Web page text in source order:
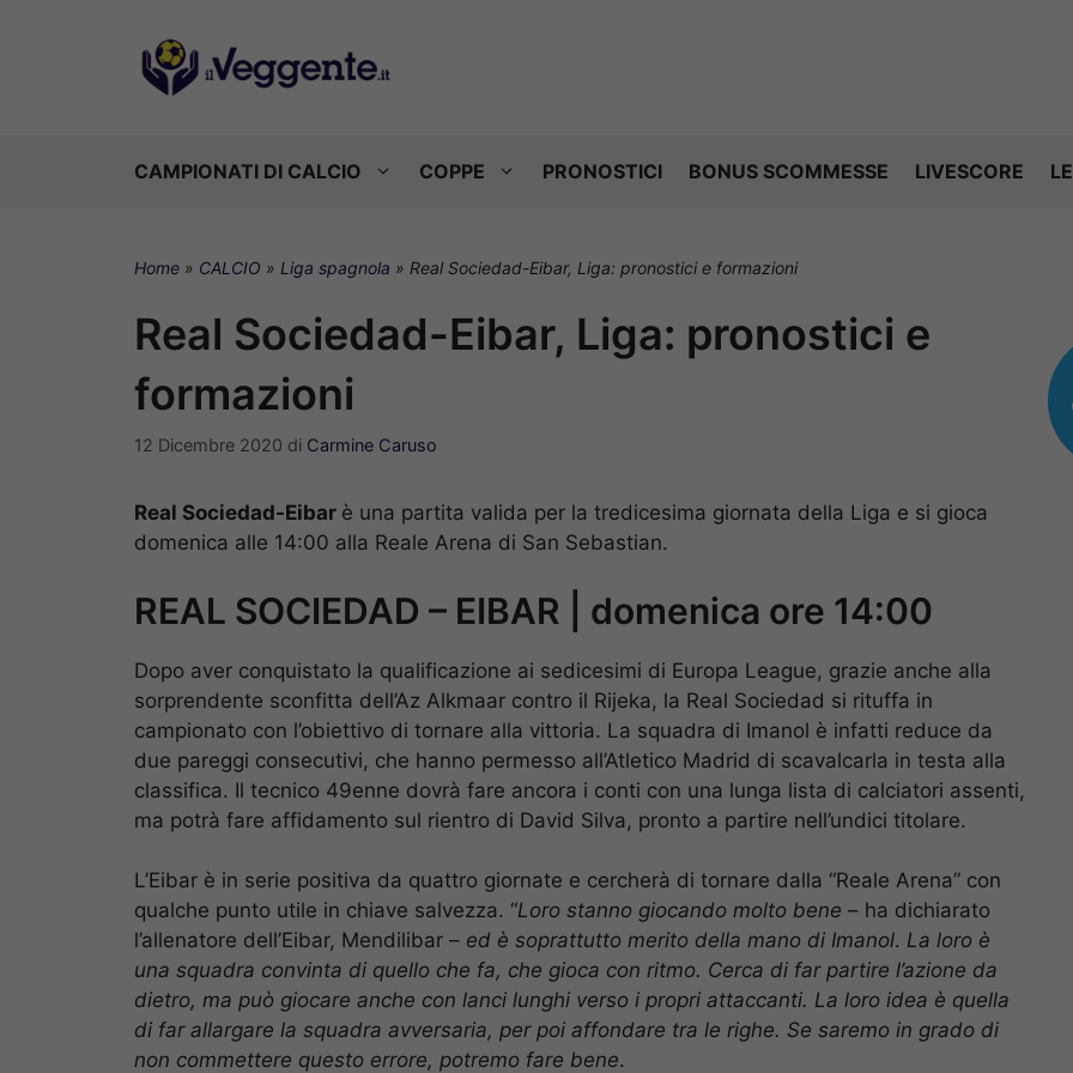
CAMPIONATI DI CALCIO COPPE PRONOSTICI BONUS SCOMMESSE LIVESCORE
Home » CALCIO » Liga spagnola » Real Sociedad-Eibar, Liga: pronostici e formazioni
Real Sociedad-Eibar, Liga: pronostici e
formazioni
12 Dicembre 2020 di Carmine Caruso
Real Sociedad-Eibar è una partita valida per la tredicesima giornata della Liga e si gioca
domenica alle 14:00 alla Reale Arena di San Sebastian.
REAL SOCIEDAD – EIBAR | domenica ore 14:00
Dopo aver conquistato la qualificazione ai sedicesimi di Europa League, grazie anche alla
sorprendente sconfitta dell’Az Alkmaar contro il Rijeka, la Real Sociedad si rituffa in
campionato con l’obiettivo di tornare alla vittoria. La squadra di Imanol è infatti reduce da
due pareggi consecutivi, che hanno permesso all’Atletico Madrid di scavalcarla in testa alla
classifica. Il tecnico 49enne dovrà fare ancora i conti con una lunga lista di calciatori assenti,
ma potrà fare affidamento sul rientro di David Silva, pronto a partire nell’undici titolare.
L’Eibar è in serie positiva da quattro giornate e cercherà di tornare dalla “Reale Arena” con
qualche punto utile in chiave salvezza. “Loro stanno giocando molto bene – ha dichiarato
l’allenatore dell’Eibar, Mendilibar – ed è soprattutto merito della mano di Imanol. La loro è
una squadra convinta di quello che fa, che gioca con ritmo. Cerca di far partire l’azione da
dietro, ma può giocare anche con lanci lunghi verso i propri attaccanti. La loro idea è quella
di far allargare la squadra avversaria, per poi affondare tra le righe. Se saremo in grado di
non commettere questo errore, potremo fare bene.